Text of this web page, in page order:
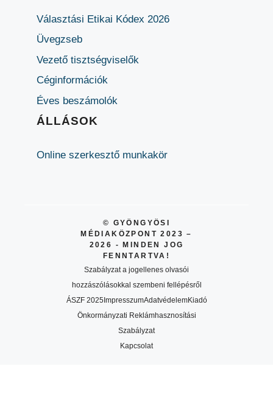
Választási Etikai Kódex 2026
Üvegzseb
Vezető tisztségviselők
Céginformációk
Éves beszámolók
ÁLLÁSOK
Online szerkesztő munkakör
© GYÖNGYÖSI
MÉDIAKÖZPONT 2023 –
2026 - MINDEN JOG
FENNTARTVA!
Szabályzat a jogellenes olvasói
hozzászólásokkal szembeni fellépésről
ÁSZF 2025ImpresszumAdatvédelemKiadó
Önkormányzati Reklámhasznosítási
Szabályzat
Kapcsolat